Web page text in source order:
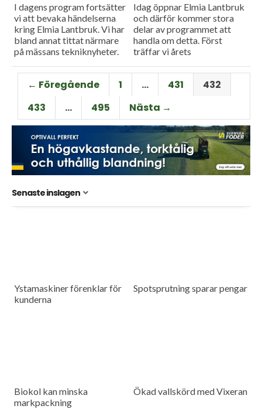
I dagens program fortsätter
vi att bevaka händelserna
kring Elmia Lantbruk. Vi har
bland annat tittat närmare
på mässans tekniknyheter.
debatt på Elmia Lantbruks...
Idag öppnar Elmia Lantbruk
och därför kommer stora
delar av programmet att
handla om detta. Först
träffar vi årets
frågar vi oss hur
jordbrukspolitiken ser ut år...
← Föregående 1 … 431
432
433
… 495 Nästa →
Senaste inslagen
Ystamaskiner förenklar för
kunderna
Spotsprutning sparar pengar
Biokol kan minska
markpackning
Ökad vallskörd med Vixeran